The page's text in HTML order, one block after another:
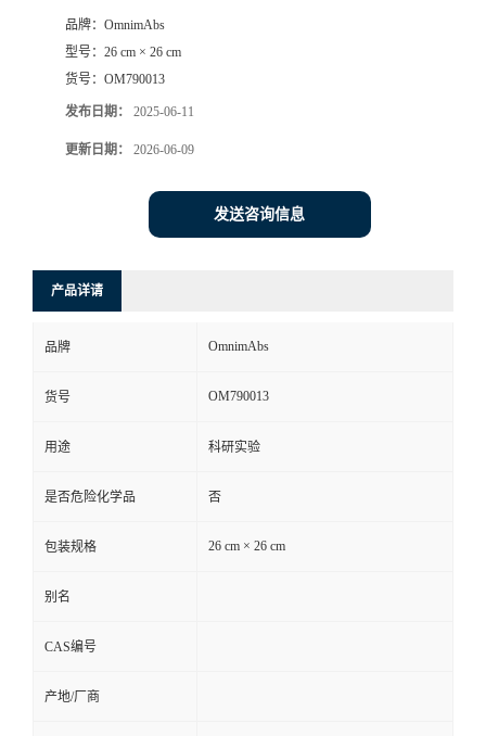
联
在
线
留
言
品牌： OmnimAbs
型号： 26 cm × 26 cm
货号： OM790013
发布日期： 2025-06-11
更新日期： 2026-06-09
发送咨询信息
产品详请
品牌 OmnimAbs
货号 OM790013
用途 科研实验
是否危险化学品 否
包装规格 26 cm × 26 cm
别名
CAS编号
产地/厂商